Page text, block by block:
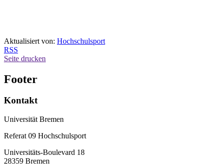
Aktualisiert von: Hochschulsport
RSS
Seite drucken
Footer
Kontakt
Universität Bremen
Referat 09 Hochschulsport
Universitäts-Boulevard 18
28359 Bremen